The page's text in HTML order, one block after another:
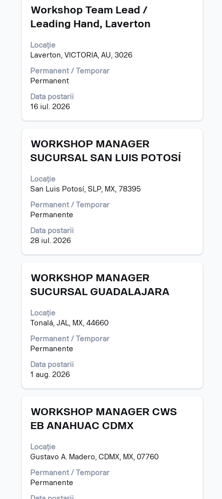
post.
Titlu
Workshop Team Lead /
Leading Hand, Laverton
Locație
Laverton, VICTORIA, AU, 3026
Permanent / Temporar
Permanent
Data postarii
16 iul. 2026
Selectați
tasta
pentru
a
vizualiza
întregul
al
informațiilor
Titlu
WORKSHOP MANAGER
SUCURSAL SAN LUIS POTOSÍ
Locație
San Luis Potosí, SLP, MX, 78395
Permanent / Temporar
Permanente
Data postarii
28 iul. 2026
Selectați
tasta
pentru
a
vizualiza
întregul
al
informațiilor
Titlu
WORKSHOP MANAGER
SUCURSAL GUADALAJARA
Locație
Tonalá, JAL, MX, 44660
Permanent / Temporar
Permanente
Data postarii
1 aug. 2026
Selectați
tasta
pentru
a
vizualiza
întregul
al
informațiilor
Titlu
WORKSHOP MANAGER CWS
EB ANAHUAC CDMX
Locație
Gustavo A. Madero, CDMX, MX, 07760
Permanent / Temporar
Permanente
Selectați
tasta
pentru
a
vizualiza
întregul